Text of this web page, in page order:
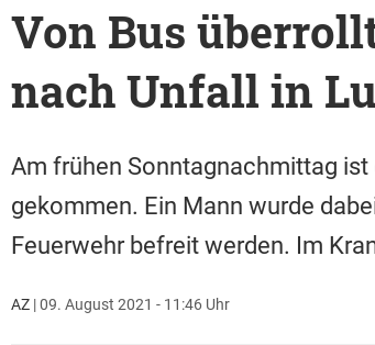
Von Bus
nach Unfall in
Am frühen Sonntagnachmittag
gekommen. Ein Mann wurde
Feuerwehr befreit werden. Im
AZ|09. August 2021 - 11:46 Uhr